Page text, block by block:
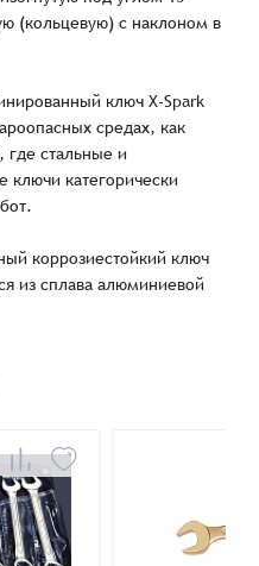
(кольцевую) с наклоном в
ключ X-Spark
средах, как
где стальные и
категорически
коррозиестойкий ключ
из сплава алюминиевой